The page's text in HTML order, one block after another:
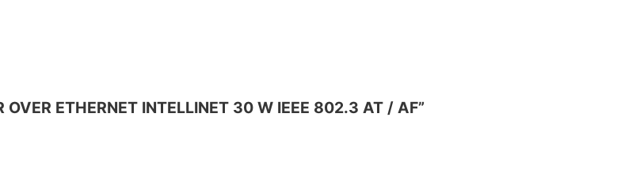
ETHERNET INTELLINET 30 W IEEE 802.3 AT / AF”